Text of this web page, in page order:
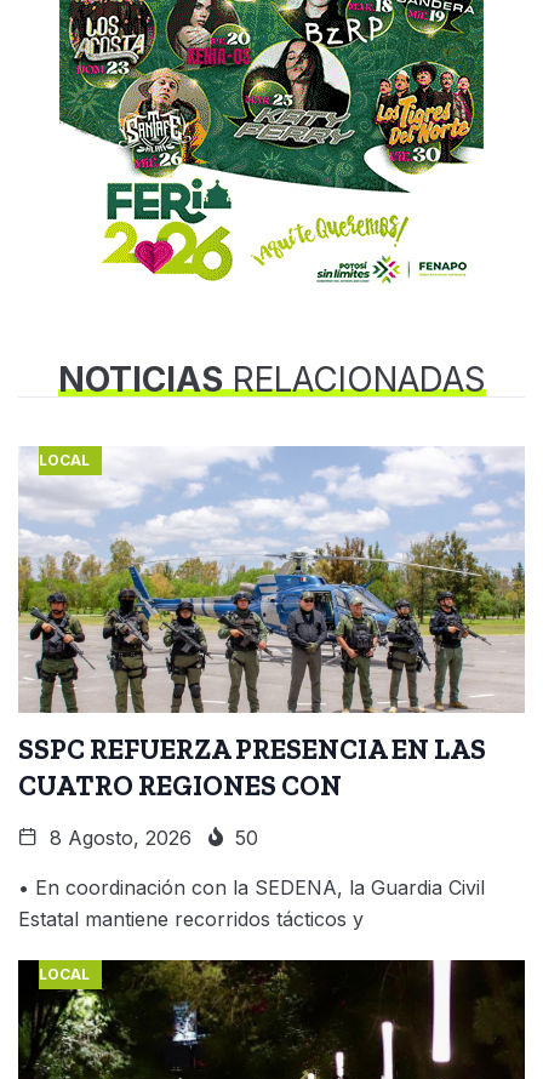
NOTICIASRELACIONADAS
LOCAL
SSPC REFUERZA PRESENCIA EN LAS
CUATRO REGIONES CON
8 Agosto, 2026 50
• En coordinación con la SEDENA, la Guardia Civil
Estatal mantiene recorridos tácticos y
LOCAL